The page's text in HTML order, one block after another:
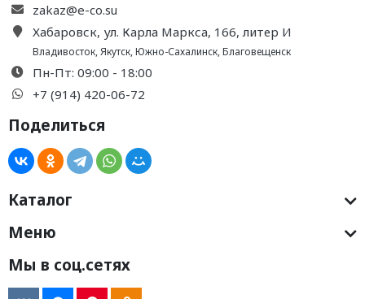
zakaz@e-co.su
Хабаровск, ул. Карла Маркса, 166, литер И
Владивосток,Якутск,Южно-Сахалинск,Благовещенск
Пн-Пт: 09:00 - 18:00
+7 (914) 420-06-72
Поделиться
Каталог
Меню
Мы в соц.сетях